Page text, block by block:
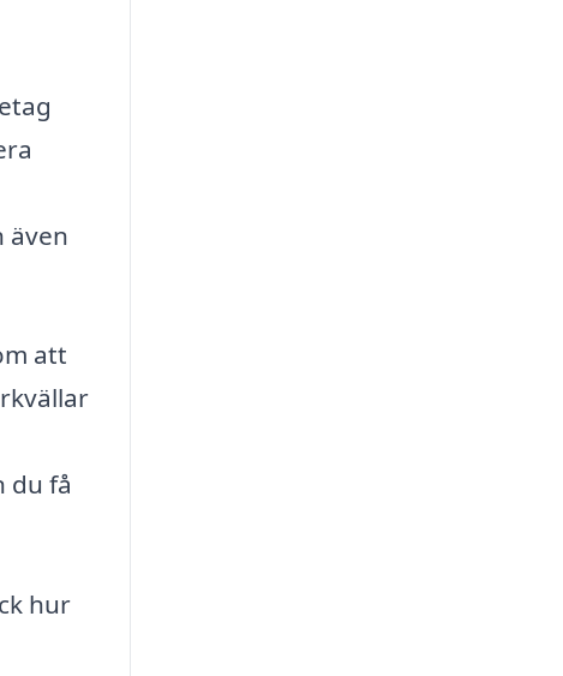
även
att
du få
hur